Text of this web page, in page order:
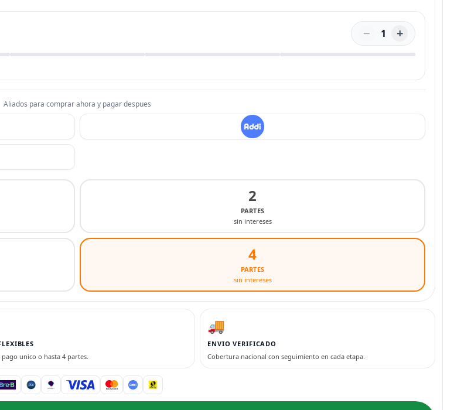
− 1 +
Aliados para comprar ahora y pagar despues
2
PARTES
sin intereses
4
PARTES
sin intereses
pago unico o hasta 4 partes.
🚚
ENVIO VERIFICADO
Cobertura nacional con seguimiento en cada etapa.